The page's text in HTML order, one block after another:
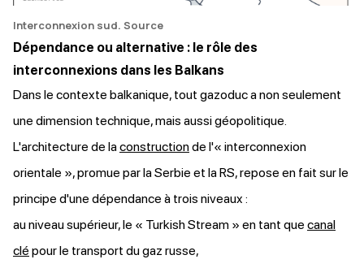
Interconnexion sud. Source
Dépendance ou alternative : le rôle des
interconnexions dans les Balkans
Dans le contexte balkanique, tout gazoduc a non seulement
une dimension technique, mais aussi géopolitique.
L'architecture de laconstructionde l'« interconnexion
orientale », promue par la Serbie et la RS, repose en fait sur le
principe d'une dépendance à trois niveaux :
au niveau supérieur, le « Turkish Stream » en tant que canal
clé pour le transport du gaz russe,